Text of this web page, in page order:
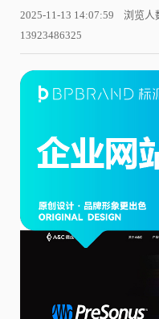
2025-11-13 14:07:59 浏览
13923486325